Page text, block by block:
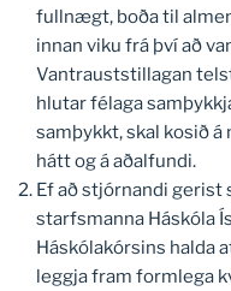
fullnægt, boða til
innan viku frá því að
Vantrauststillagan
hlutar félaga
samþykkt, skal kosið
hátt og á aðalfundi.
Ef að stjórnandi gerist
starfsmanna Háskóla
Háskólakórsins halda
leggja fram formlega